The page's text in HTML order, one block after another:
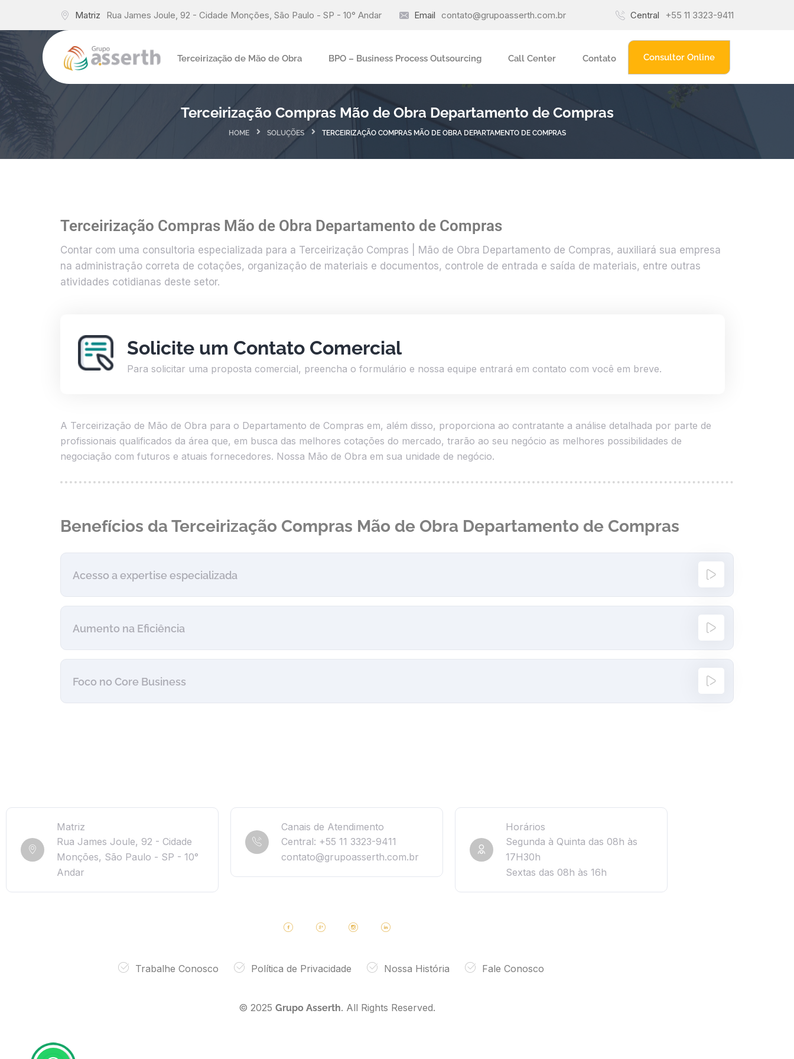
Matriz Rua James Joule, 92 - Cidade Monções, São Paulo - SP - 10° Andar Email contato@grupoasserth.com.br Central +55 11 3323-9411
Terceirização de Mão de Obra BPO – Business Process Outsourcing Call Center Contato Consultor Online
Terceirização Compras Mão de Obra Departamento de Compras
HOME SOLUÇÕES TERCEIRIZAÇÃO COMPRAS MÃO DE OBRA DEPARTAMENTO DE COMPRAS
Terceirização Compras Mão de Obra Departamento de Compras
Contar com uma consultoria especializada para a Terceirização Compras | Mão de Obra Departamento de Compras, auxiliará sua empresa
na administração correta de cotações, organização de materiais e documentos, controle de entrada e saída de materiais, entre outras
atividades cotidianas deste setor.
Solicite um Contato Comercial
Para solicitar uma proposta comercial, preencha o formulário e nossa equipe entrará em contato com você em breve.
A Terceirização de Mão de Obra para o Departamento de Compras em, além disso, proporciona ao contratante a análise detalhada por parte de
profissionais qualificados da área que, em busca das melhores cotações do mercado, trarão ao seu negócio as melhores possibilidades de
negociação com futuros e atuais fornecedores. Nossa Mão de Obra em sua unidade de negócio.
Benefícios da Terceirização Compras Mão de Obra Departamento de Compras
Acesso a expertise especializada
Aumento na Eficiência
Foco no Core Business
Matriz
Rua James Joule, 92 - Cidade
Monções, São Paulo - SP - 10°
Andar
Canais de Atendimento
Central: +55 11 3323-9411
contato@grupoasserth.com.br
Horários
Segunda à Quinta das 08h às
17H30h
Sextas das 08h às 16h
Trabalhe Conosco Política de Privacidade Nossa História Fale Conosco
© 2025 Grupo Asserth. All Rights Reserved.